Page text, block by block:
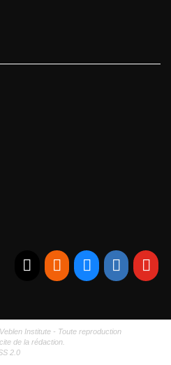
Institute - Toute reproduction
de la rédaction.
2.0